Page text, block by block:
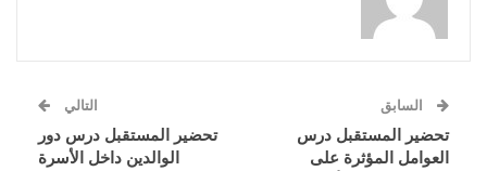
السابق
تحضير المستقبل درس
العوامل المؤثرة على
التالي
تحضير المستقبل درس دور
الوالدين داخل الأسرة